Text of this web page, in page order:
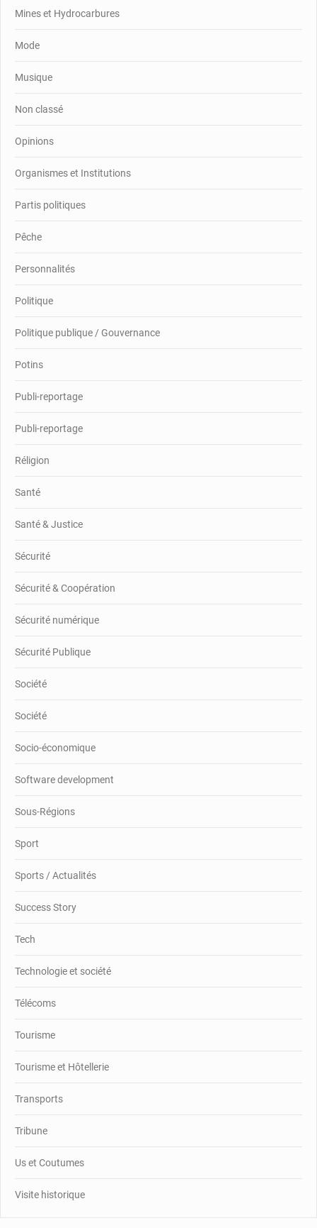
Mines et Hydrocarbures
Mode
Musique
Non classé
Opinions
Organismes et Institutions
Partis politiques
Pêche
Personnalités
Politique
Politique publique / Gouvernance
Potins
Publi-reportage
Publi-reportage
Réligion
Santé
Santé & Justice
Sécurité
Sécurité & Coopération
Sécurité numérique
Sécurité Publique
Société
Société
Socio-économique
Software development
Sous-Régions
Sport
Sports / Actualités
Success Story
Tech
Technologie et société
Télécoms
Tourisme
Tourisme et Hôtellerie
Transports
Tribune
Us et Coutumes
Visite historique